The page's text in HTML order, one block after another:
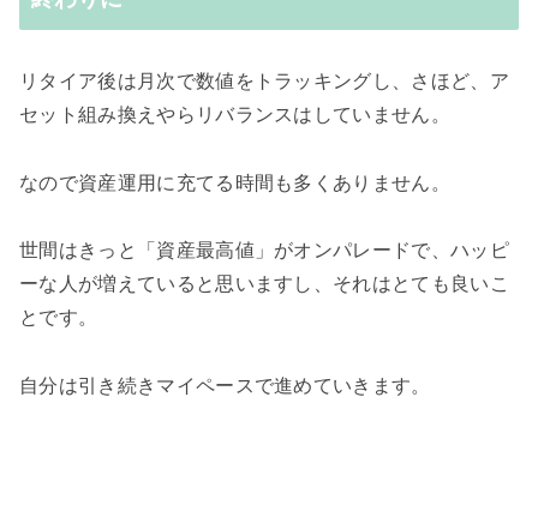
リタイア後は月次で数値をトラッキングし、さほど、ア
セット組み換えやらリバランスはしていません。
なので資産運用に充てる時間も多くありません。
世間はきっと「資産最高値」がオンパレードで、ハッピ
ーな人が増えていると思いますし、それはとても良いこ
とです。
自分は引き続きマイペースで進めていきます。